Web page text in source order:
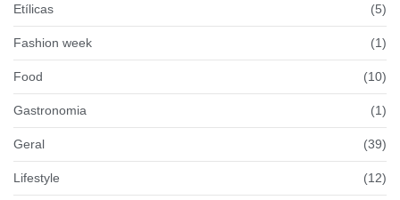
Etílicas (5)
Fashion week (1)
Food (10)
Gastronomia (1)
Geral (39)
Lifestyle (12)